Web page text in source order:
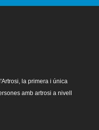
la primera i única
amb artrosi a nivell